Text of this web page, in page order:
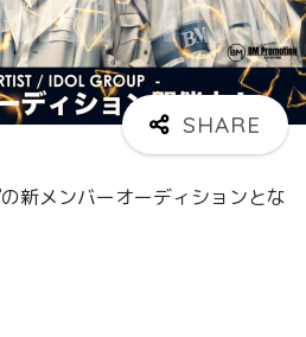
新メンバーオーディションとな